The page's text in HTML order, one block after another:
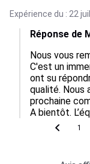
Expérience du : 22
Réponse de
Nous vous
C'est un
ont su
qualité. Nous
prochaine
A bientôt.
1